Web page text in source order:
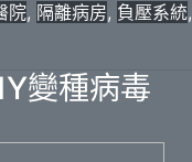
院, 隔離病房, 負壓系統,
變種病毒